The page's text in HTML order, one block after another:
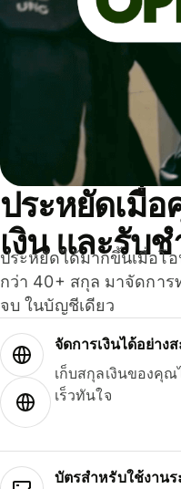
ประหยัดเมื่
เงิน และรับช
ประหยัดได้มากขึ้นเมื่อโอ
กว่า 40+ สกุล มาจัดการ
จบ ในบัญชีเดียว
จัดการเงินได้อย่าง
เก็บสกุลเงินของคุณ
เร็วทันใจ
บัตรสำหรับใช้งานร